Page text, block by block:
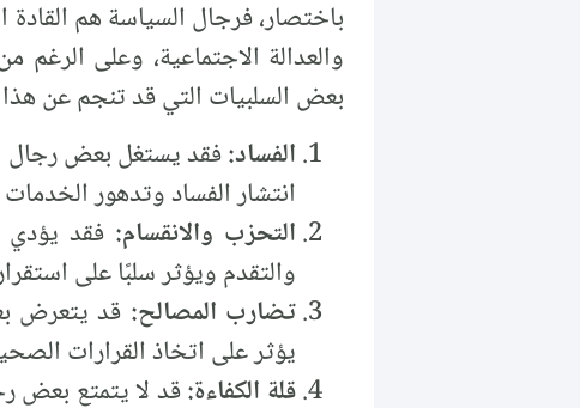
باختصار، فرجال السياسة هم
والعدالة الاجتماعية، وعلى
بعض السلبيات التي قد تنجم عن هذا
الفساد:فقد يستغل بعض رجال
انتشار الفساد وتدهور الخدمات
التحزب والانقسام: فقد يؤدي
والتقدم ويؤثر سلبًا على
تضارب المصالح: قد يتعرض
يؤثر على اتخاذ القرارات
قلة الكفاءة:قد لا يتمتع بعض